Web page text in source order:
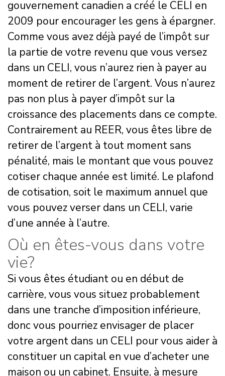
gouvernement canadien a créé le CELI en
2009 pour encourager les gens à épargner.
Comme vous avez déjà payé de l’impôt sur
la partie de votre revenu que vous versez
dans un CELI, vous n’aurez rien à payer au
moment de retirer de l’argent. Vous n’aurez
pas non plus à payer d’impôt sur la
croissance des placements dans ce compte.
Contrairement au REER, vous êtes libre de
retirer de l’argent à tout moment sans
pénalité, mais le montant que vous pouvez
cotiser chaque année est limité. Le plafond
de cotisation, soit le maximum annuel que
vous pouvez verser dans un CELI, varie
d’une année à l’autre.
Où en êtes-vous dans votre
vie?
Si vous êtes étudiant ou en début de
carrière, vous vous situez probablement
dans une tranche d’imposition inférieure,
donc vous pourriez envisager de placer
votre argent dans un CELI pour vous aider à
constituer un capital en vue d’acheter une
maison ou un cabinet. Ensuite, à mesure